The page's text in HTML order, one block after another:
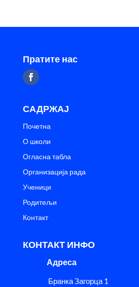
Пратите нас
САДРЖАЈ
Почетна
О школи
Огласна табла
Организација рада
Ученици
Родитељи
Контакт
КОНТАКТ ИНФО
Адреса
Бранка Загорца 1